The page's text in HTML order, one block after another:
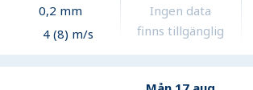
0,2 mm
4 (8) m/s
Ingen data
finns tillgänglig